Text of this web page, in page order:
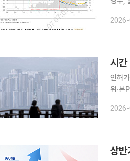
레일
시간
인허
위·본PF만 골라 투자 프로젝
지분
상